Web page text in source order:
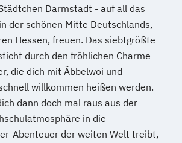
Darmstadt - auf all das
der schönen Mitte Deutschlands,
Hessen, freuen. Das siebtgrößte
durch den fröhlichen Charme
die dich mit Äbbelwoi und
willkommen heißen werden.
dann doch mal raus aus der
in die
Abenteuer der weiten Welt treibt,